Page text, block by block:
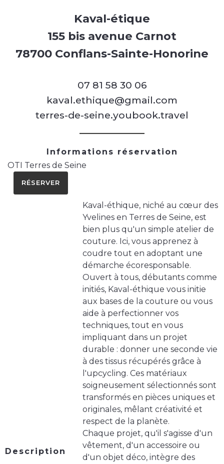
Kaval-étique
155 bis avenue Carnot
78700 Conflans-Sainte-Honorine
07 81 58 30 06
kaval.ethique@gmail.com
terres-de-seine.youbook.travel
Informations réservation
OTI Terres de Seine
RÉSERVER
Description
Kaval-éthique, niché au cœur des
Yvelines en Terres de Seine, est
bien plus qu'un simple atelier de
couture. Ici, vous apprenez à
coudre tout en adoptant une
démarche écoresponsable.
Ouvert à tous, débutants comme
initiés, Kaval-éthique vous initie
aux bases de la couture ou vous
aide à perfectionner vos
techniques, tout en vous
impliquant dans un projet
durable : donner une seconde vie
à des tissus récupérés grâce à
l'upcycling. Ces matériaux
soigneusement sélectionnés sont
transformés en pièces uniques et
originales, mêlant créativité et
respect de la planète.
Chaque projet, qu'il s'agisse d'un
vêtement, d'un accessoire ou
d'un objet déco, intègre des